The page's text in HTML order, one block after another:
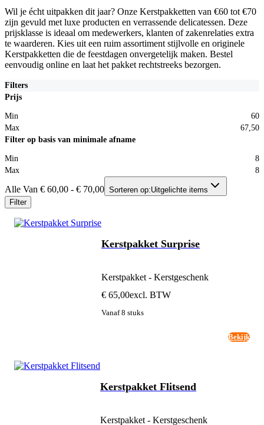
Wil je écht uitpakken dit jaar? Onze Kerstpakketten van €60 tot €70
zijn gevuld met luxe producten en verrassende delicatessen. Deze
prijsklasse is ideaal om medewerkers, klanten of zakenrelaties extra
te waarderen. Kies uit een ruim assortiment stijlvolle en originele
Kerstpakketten die de feestdagen onvergetelijk maken. Bestel
eenvoudig online en laat het pakket rechtstreeks bezorgen.
Filters
Prijs
Min
60
Max
67,50
Filter op basis van minimale afname
Min
8
Max
8
Alle Van € 60,00 - € 70,00 Sorteren op:Uitgelichte items
Filter
Kerstpakket Surprise
Kerstpakket - Kerstgeschenk
€ 65,00excl. BTW
Vanaf 8 stuks
Bekijk
Kerstpakket Flitsend
Kerstpakket - Kerstgeschenk